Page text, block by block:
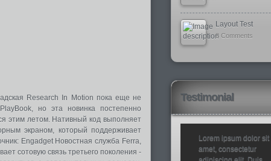
Research In Motion пока еще не
но эта новинка постепенно
этим летом. Нативный код выполняет
экраном, который поддерживает
Engadget Новостная служба Ferra,
сотовую связь третьего поколения -
Layout Test
8 Comments
Testimonial
Lorem ipsum dolor sit
amet, consectetur